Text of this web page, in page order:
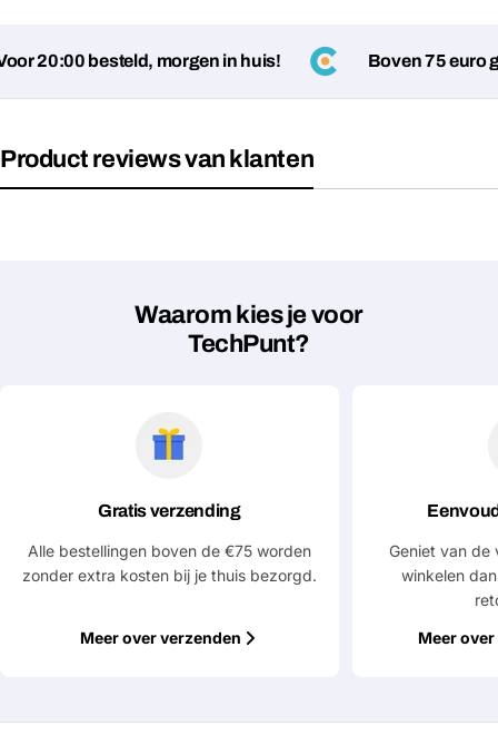
Verstuur vraag
20:00 besteld, morgen in huis! Boven 75 euro
Product reviews van klanten
Waarom kies je voor
TechPunt?
Gratis verzending
Alle bestellingen boven de €75 worden
zonder extra kosten bij je thuis bezorgd.
Meer over verzenden
Geniet van de
winkelen
Meer